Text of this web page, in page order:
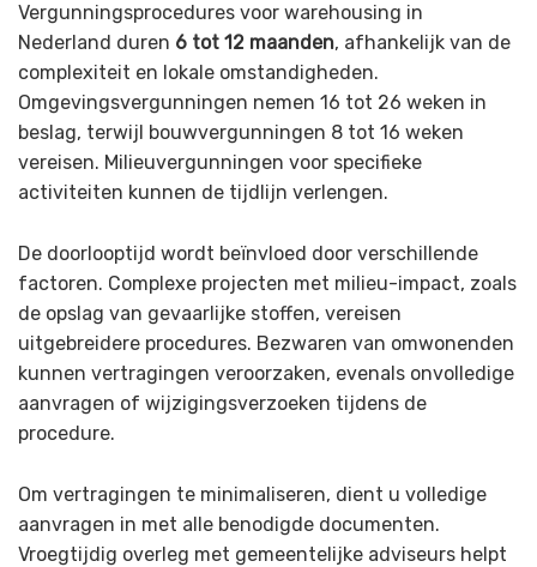
Vergunningsprocedures voor warehousing in
Nederland duren 6 tot 12 maanden, afhankelijk van de
complexiteit en lokale omstandigheden.
Omgevingsvergunningen nemen 16 tot 26 weken in
beslag, terwijl bouwvergunningen 8 tot 16 weken
vereisen. Milieuvergunningen voor specifieke
activiteiten kunnen de tijdlijn verlengen.
De doorlooptijd wordt beïnvloed door verschillende
factoren. Complexe projecten met milieu-impact, zoals
de opslag van gevaarlijke stoffen, vereisen
uitgebreidere procedures. Bezwaren van omwonenden
kunnen vertragingen veroorzaken, evenals onvolledige
aanvragen of wijzigingsverzoeken tijdens de
procedure.
Om vertragingen te minimaliseren, dient u volledige
aanvragen in met alle benodigde documenten.
Vroegtijdig overleg met gemeentelijke adviseurs helpt